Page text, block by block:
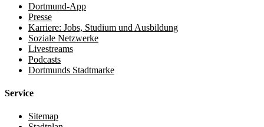
Dortmund-App
Presse
Karriere: Jobs, Studium und Ausbildung
Soziale Netzwerke
Livestreams
Podcasts
Dortmunds Stadtmarke
Service
Sitemap